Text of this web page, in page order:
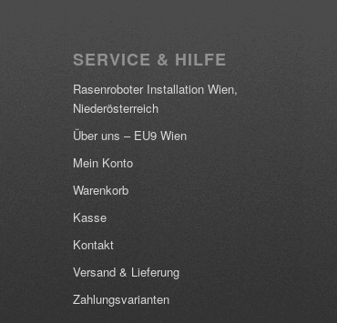
SERVICE & HILFE
Rasenroboter Installation Wien,
Niederösterreich
Über uns – EU9 Wien
Mein Konto
Warenkorb
Kasse
Kontakt
Versand & Lieferung
Zahlungsvarianten